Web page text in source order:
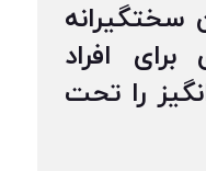
سختگیرانه
افراد
را تحت